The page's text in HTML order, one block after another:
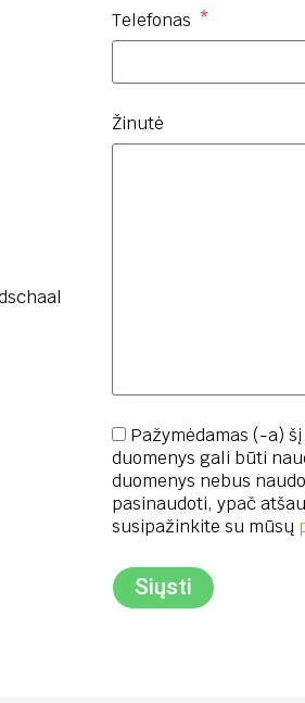
Telefonas
Žinutė
Pažymėdamas (-a)
duomenys gali būti
duomenys nebus
pasinaudoti, ypač
susipažinkite su mūsų
Siųsti